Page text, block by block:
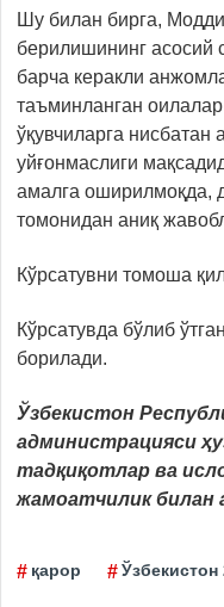
Шу билан бирга,
берилишининг асосий
барча керакли
таъминланган
ўқувчиларга
уйғонмаслиги
амалга оширилмоқда,
томонидан аниқ
Кўрсатувни томоша
Кўрсатувда бўлиб
борилади.
Ўзбекистон
администрацияси
тадқиқотлар ва
жамоатчилик билан
қарор Ўзбекистон